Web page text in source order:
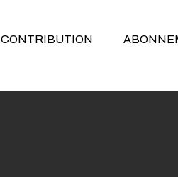
CONTRIBUTION